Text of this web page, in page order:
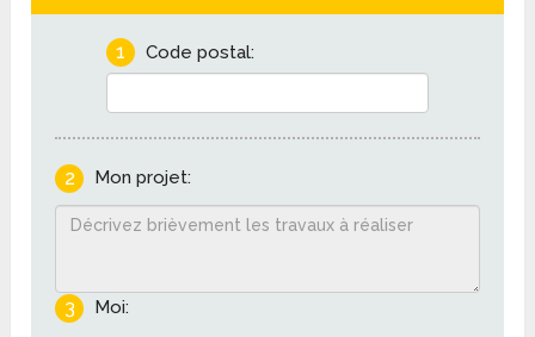
1 Code postal:
2 Mon projet:
3 Moi: